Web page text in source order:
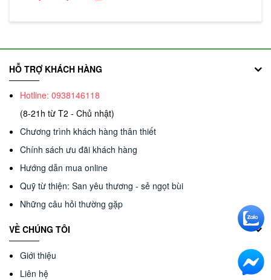
HỖ TRỢ KHÁCH HÀNG
Hotline: 0938146118
(8-21h từ T2 - Chủ nhật)
Chương trình khách hàng thân thiết
Chính sách ưu đãi khách hàng
Hướng dẫn mua online
Quỹ từ thiện: San yêu thương - sẻ ngọt bùi
Những câu hỏi thường gặp
VỀ CHÚNG TÔI
Giới thiệu
Liên hệ